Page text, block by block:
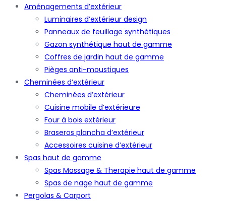
Aménagements d’extérieur
Luminaires d’extérieur design
Panneaux de feuillage synthétiques
Gazon synthétique haut de gamme
Coffres de jardin haut de gamme
Pièges anti-moustiques
Cheminées d’extérieur
Cheminées d’extérieur
Cuisine mobile d’extérieure
Four à bois extérieur
Braseros plancha d’extérieur
Accessoires cuisine d’extérieur
Spas haut de gamme
Spas Massage & Therapie haut de gamme
Spas de nage haut de gamme
Pergolas & Carport